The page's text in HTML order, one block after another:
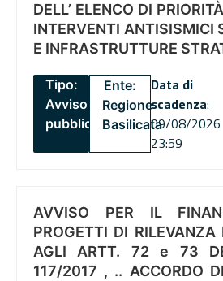
DELL’ ELENCO DI
INTERVENTI ANTISISMICI
E INFRASTRUTTURE
Tipo:
Avviso
pubblico
Ente:
Regione
Basilicata
Data di
scadenza:
09/08/2026
23:59
AVVISO PER IL
PROGETTI DI RILEVANZA
AGLI ARTT. 72 e 73
117/2017 , .. ACCORDO